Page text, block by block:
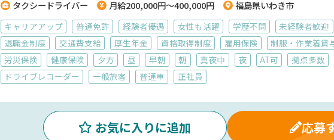
タクシードライバー 月給200,000円～400,000円 福島県いわき市
キャリアアップ 普通免許 経験者優遇 女性も活躍 学歴不問 未経験者歓迎
退職金制度
交通費支給 厚生年金 資格取得制度 雇用保険 制服・作業着貸
労災保険
健康保険 夕方 昼 早朝 朝 真夜中 夜 AT可 拠点多数
ドライブレコーダー
一般旅客 普通車 正社員
お気に入りに追加 応募